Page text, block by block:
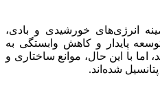
انرژی‌های خورشیدی و بادی،
پایدار و کاهش وابستگی به
با این حال، موانع ساختاری و
شده‌اند.